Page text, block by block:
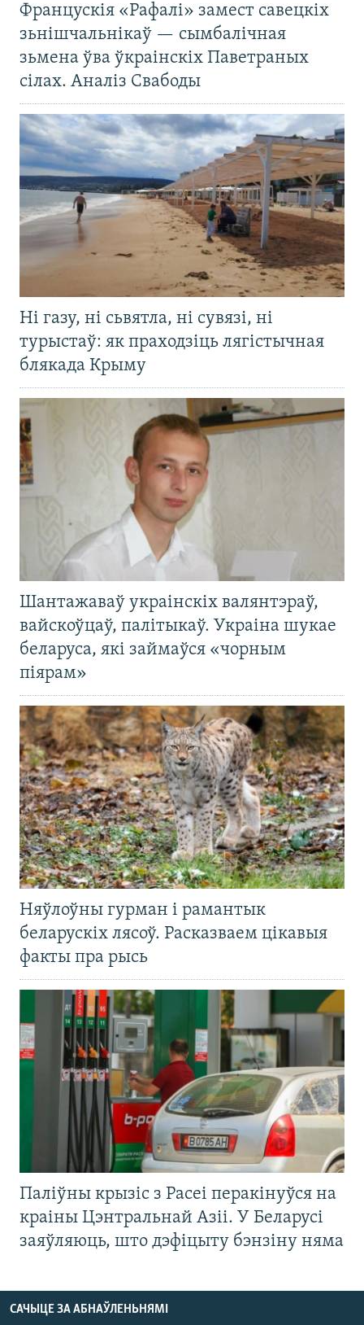
Францускія «Рафалі» замест савецкіх
зьнішчальнікаў — сымбалічная
зьмена ўва ўкраінскіх Паветраных
сілах. Аналіз Свабоды
Ні газу, ні сьвятла, ні сувязі, ні
турыстаў: як праходзіць лягістычная
блякада Крыму
Шантажаваў украінскіх валянтэраў,
вайскоўцаў, палітыкаў. Украіна шукае
беларуса, які займаўся «чорным
піярам»
Няўлоўны гурман і рамантык
беларускіх лясоў. Расказваем цікавыя
факты пра рысь
Паліўны крызіс з Расеі перакінуўся на
краіны Цэнтральнай Азіі. У Беларусі
заяўляюць, што дэфіцыту бэнзіну няма
САЧЫЦЕ ЗА АБНАЎЛЕНЬНЯМІ